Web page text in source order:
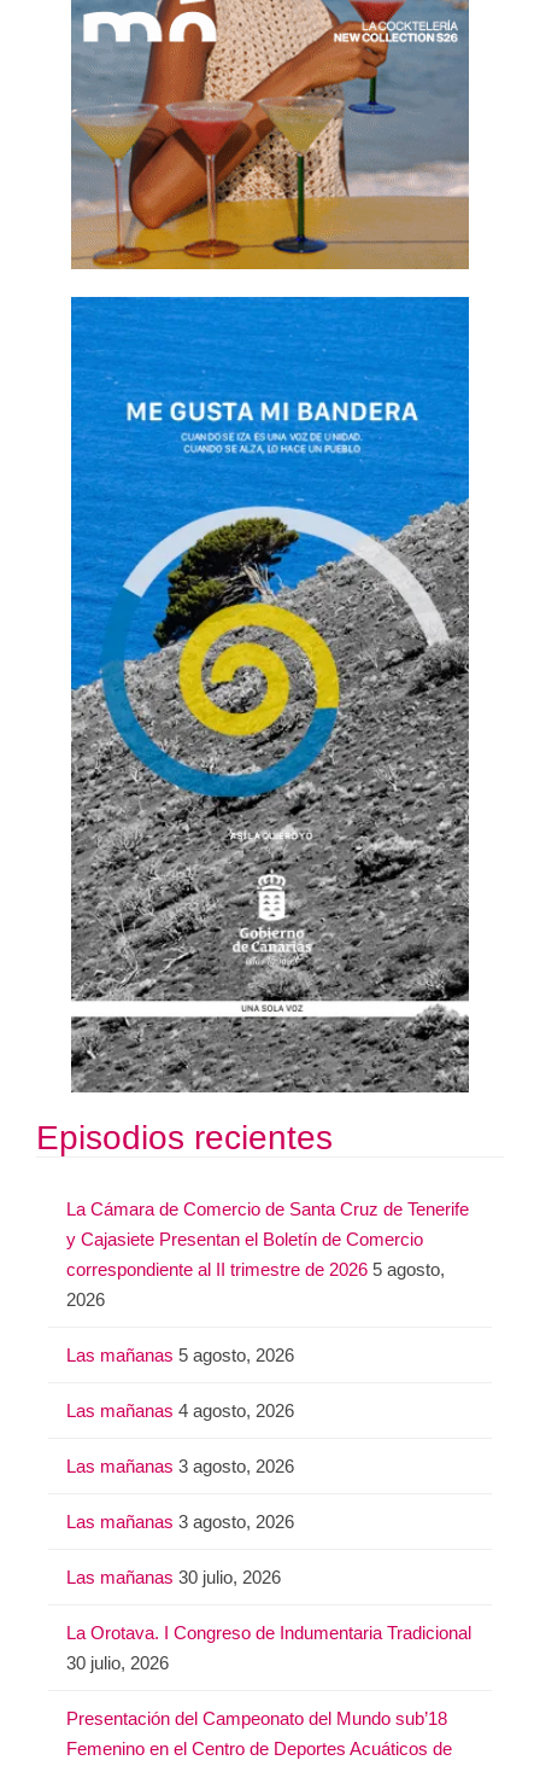
Episodios recientes
La Cámara de Comercio de Santa Cruz de Tenerife
y Cajasiete Presentan el Boletín de Comercio
correspondiente al II trimestre de 2026 5 agosto,
2026
Las mañanas 5 agosto, 2026
Las mañanas 4 agosto, 2026
Las mañanas 3 agosto, 2026
Las mañanas 3 agosto, 2026
Las mañanas 30 julio, 2026
La Orotava. I Congreso de Indumentaria Tradicional
30 julio, 2026
Presentación del Campeonato del Mundo sub’18
Femenino en el Centro de Deportes Acuáticos de